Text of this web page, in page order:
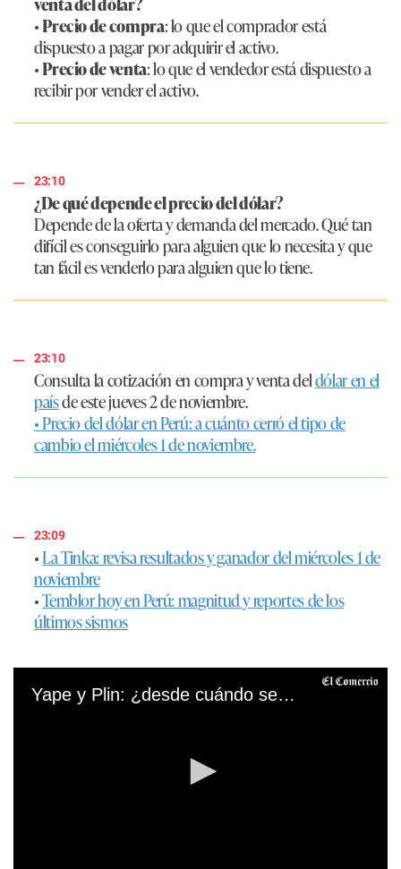
•Precio de compra: lo que el comprador está
dispuesto a pagar por adquirir el activo.
•Precio de venta: lo que el vendedor está dispuesto a
recibir por vender el activo.
23:10
¿De qué depende el precio del dólar?
Depende de la oferta y demanda del mercado. Qué tan
difícil es conseguirlo para alguien que lo necesita y que
tan fácil es venderlo para alguien que lo tiene.
23:10
Consulta la cotización en compra y venta deldólar en el
paísde este jueves 2 de noviembre.
• Precio del dólar en Perú: a cuánto cerró el tipo de
cambio el miércoles 1 de noviembre.
23:09
•La Tinka: revisa resultados y ganador del miércoles 1 de
noviembre
•Temblor hoy en Perú: magnitud y reportes de los
últimos sismos
Yape y Plin: ¿desde cuándo se podrán hacer transferencias entre ambas billeteras?